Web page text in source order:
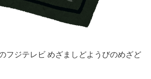
フジテレビ めざましどようびのめざど